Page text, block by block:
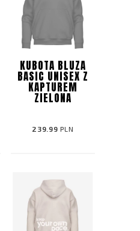
KUBOTA BLUZA
BASIC UNISEX Z
KAPTUREM
ZIELONA
239.99 PLN